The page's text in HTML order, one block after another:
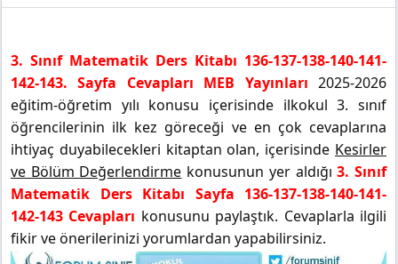
3. Sınıf Matematik Ders Kitabı 136-137-138-140-141-
142-143. Sayfa Cevapları MEB Yayınları 2025-2026
eğitim-öğretim yılı konusu içerisinde ilkokul 3. sınıf
öğrencilerinin ilk kez göreceği ve en çok cevaplarına
ihtiyaç duyabilecekleri kitaptan olan, içerisinde Kesirler
ve Bölüm Değerlendirme konusunun yer aldığı3. Sınıf
Matematik Ders Kitabı Sayfa 136-137-138-140-141-
142-143 Cevapları konusunu paylaştık. Cevaplarla ilgili
fikir ve önerilerinizi yorumlardan yapabilirsiniz.